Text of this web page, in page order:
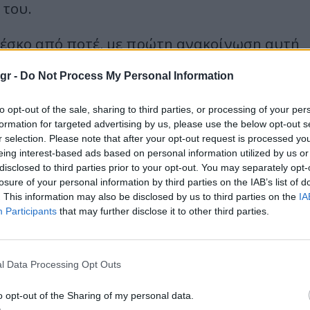
- Do Not Process My Personal Information
opt-out of the sale, sharing to third parties, or processing of your
for targeted advertising by us, please use the below opt-out
selection. Please note that after your opt-out request is processed
interest-based ads based on personal information utilized by us
to third parties prior to your opt-out. You may separately
of your personal information by third parties on the IAB’s list of
This information may also be disclosed by us to third parties on the
Participants that may further disclose it to other third parties.
Data Processing Opt Outs
opt-out of the Sharing of my personal data.
από ποτέ, με πρώτη ανακοίνωση αυτή
που έχουν περάσει ποτέ από το festival.
αισθητική και milestones, θα
ενώ ακόμη περισσότερα ονόματα